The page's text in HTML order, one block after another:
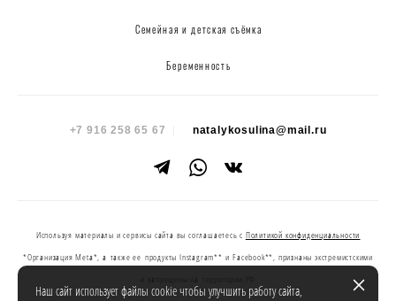
Семейная и детская съёмка
Беременность
+7 916 258 65 67 natalykosulina@mail.ru
Используя материалы и сервисы сайта вы соглашаетесь с Политикой конфиденциальности
*Организация Meta*, а также ее продукты Instagram** и Facebook**, признаны экстремистскими
и запрещены на территории РФ
Наш сайт использует файлы cookie чтобы улучшить работу сайта,